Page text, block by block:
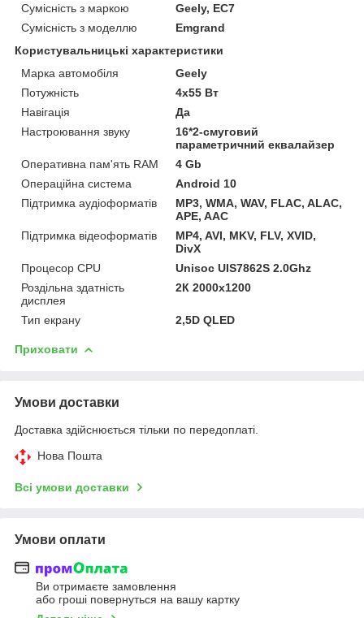
Сумісність з маркою
Geely, EC7
Сумісність з моделлю
Emgrand
Користувальницькі характеристики
Марка автомобіля
Geely
Потужність
4х55 Вт
Навігація
Да
Настроювання звуку
16*2-смуговий
параметричний еквалайзер
Оперативна пам'ять RAM
4 Gb
Операційна система
Android 10
Підтримка аудіоформатів
MP3, WMA, WAV, FLAC, ALAC,
APE, AAC
Підтримка відеоформатів
MP4, AVI, MKV, FLV, XVID,
DivX
Процесор CPU
Unisoc UIS7862S 2.0Ghz
Роздільна здатність
дисплея
2К 2000x1200
Тип екрану 2,5D QLED
Приховати
Умови доставки
Доставка здійснюється тільки по передоплаті.
Нова Пошта
Всі умови доставки
Умови оплати
Ви отримаєте замовлення
або гроші повернуться на вашу картку